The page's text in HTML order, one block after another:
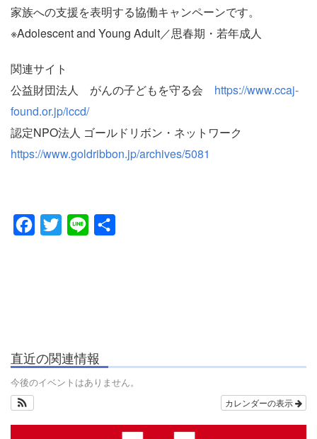
家族への支援を表明する協働キャンペーンです。
※Adolescent and Young Adult／思春期・若年成人
関連サイト
公益財団法人 がんの子どもを守る会 https://www.ccaj-
found.or.jp/iccd/
認定NPO法人 ゴールドリボン・ネットワーク
https://www.goldribbon.jp/archives/5081
Facebook
Twitter Line
直近の関連情報
今後のイベントはありません。
カレンダーの表示